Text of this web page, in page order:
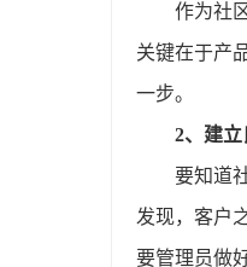
作为社
关键在于产
一步。
2、建
要知道
发现，客户
要管理员做